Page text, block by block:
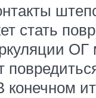
стать
ОГ
конечном